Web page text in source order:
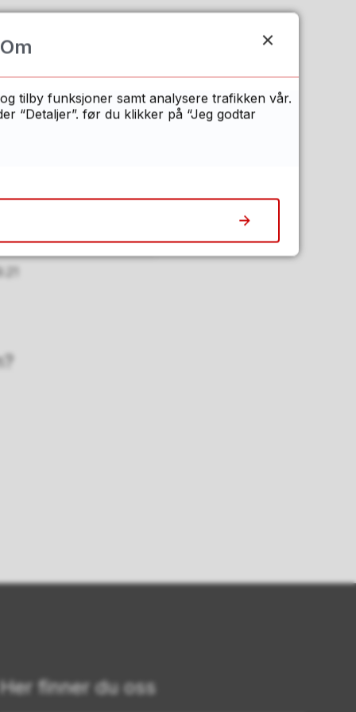
hensikt, tidspunkt
Her finner du oss
Om
tilby funksjoner samt analysere trafikken vår.
“Detaljer”. før du klikker på “Jeg godtar